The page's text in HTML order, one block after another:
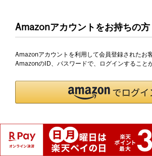
Amazonアカウントをお持ちの方
Amazonアカウントを利用して会員登録されたお客
AmazonのID、パスワードで、ログインすること